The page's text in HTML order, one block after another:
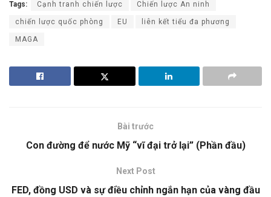
Tags: Cạnh tranh chiến lược Chiến lược An ninh
chiến lược quốc phòng EU liên kết tiểu đa phương
MAGA
Bài trước
Con đường để nước Mỹ “vĩ đại trở lại” (Phần đầu)
Next Post
FED, đồng USD và sự điều chỉnh ngắn hạn của vàng đầu